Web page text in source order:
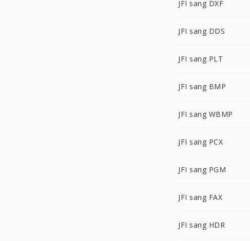
JFI sang DXF
JFI sang DDS
JFI sang PLT
JFI sang BMP
JFI sang WBMP
JFI sang PCX
JFI sang PGM
JFI sang FAX
JFI sang HDR